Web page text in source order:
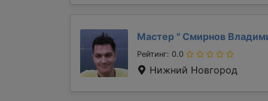
Мастер " Смирнов
Рейтинг: 0.0
Нижний Новгород